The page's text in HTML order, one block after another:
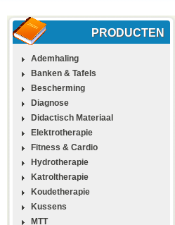
PRODUCTEN
Ademhaling
Banken & Tafels
Bescherming
Diagnose
Didactisch Materiaal
Elektrotherapie
Fitness & Cardio
Hydrotherapie
Katroltherapie
Koudetherapie
Kussens
MTT